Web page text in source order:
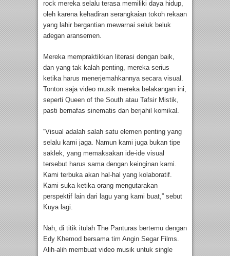
rock mereka selalu terasa memiliki daya hidup,
oleh karena kehadiran serangkaian tokoh rekaan
yang lahir bergantian mewarnai seluk beluk
adegan aransemen.
Mereka mempraktikkan literasi dengan baik,
dan yang tak kalah penting, mereka serius
ketika harus menerjemahkannya secara visual.
Tonton saja video musik mereka belakangan ini,
seperti Queen of the South atau Tafsir Mistik,
pasti bernafas sinematis dan berjahil komikal.
“Visual adalah salah satu elemen penting yang
selalu kami jaga. Namun kami juga bukan tipe
saklek, yang memaksakan ide-ide visual
tersebut harus sama dengan keinginan kami.
Kami terbuka akan hal-hal yang kolaboratif.
Kami suka ketika orang mengutarakan
perspektif lain dari lagu yang kami buat,” sebut
Kuya lagi.
Nah, di titik itulah The Panturas bertemu dengan
Edy Khemod bersama tim Angin Segar Films.
Alih-alih membuat video musik untuk single